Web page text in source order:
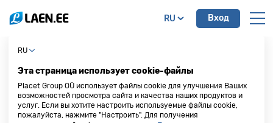
RU Вход
Восстановление пароля
Как восстановить пароль?
Забыли пароль? Введите свой личный код, после
чего новый пароль будет выслан Вам по SMS и
RU
Эта страница использует cookie-файлы
Placet Group OÜ использует файлы cookie для улучшения Ваших
возможностей просмотра сайта и качества наших продуктов и
услуг. Если вы хотите настроить используемые файлы cookie,
пожалуйста, нажмите "Настроить". Для получения